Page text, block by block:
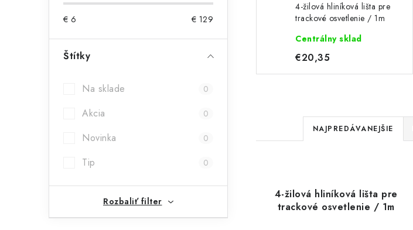
ý
€ 6 € 129
Štítky
Na sklade 0
Akcia 0
Novinka 0
Tip 0
Rozbaliť filter
4-žilová hliníková lišta pre
trackové osvetlenie / 1m
Centrálny sklad
€20,35
R
a
e
n
NAJPREDÁVANEJŠIE
4-žilová hliníková lišta pre
trackové osvetlenie / 1m